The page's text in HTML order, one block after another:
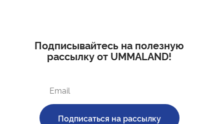
Подписывайтесь на полезную
рассылку от UMMALAND!
Подписаться на рассылку